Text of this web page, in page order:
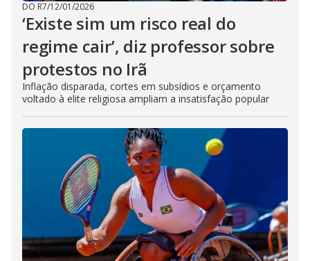
DO R7/12/01/2026
‘Existe sim um risco real do
regime cair’, diz professor sobre
protestos no Irã
Inflação disparada, cortes em subsídios e orçamento
voltado à elite religiosa ampliam a insatisfação popular